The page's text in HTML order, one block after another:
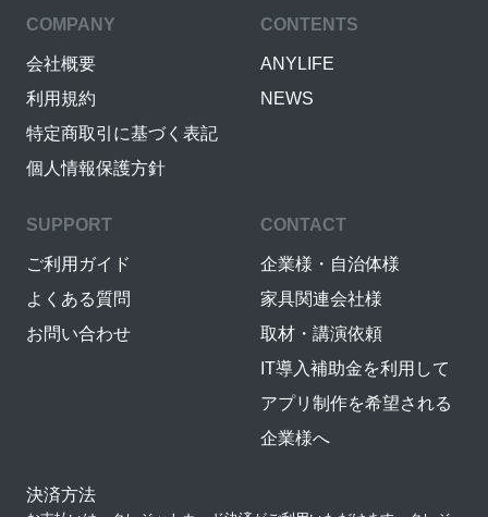
COMPANY
会社概要
利用規約
特定商取引に基づく表記
個人情報保護方針
CONTENTS
ANYLIFE
NEWS
SUPPORT
ご利用ガイド
よくある質問
お問い合わせ
CONTACT
企業様・自治体様
家具関連会社様
取材・講演依頼
IT導入補助金を利用して
アプリ制作を希望される
企業様へ
決済方法